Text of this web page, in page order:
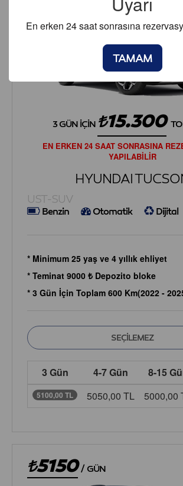
3 GÜN İÇIN 15.300
EN ERKEN 24 SAAT SONRASINA
YAPILABİLİR
HYUNDAI
UST-SUV
Benzin Otomatik Dijital
* Minimum 25 yaş ve 4 yıllık ehliyet
* Teminat 9000 ₺ Depozito bloke
* 3 Gün İçin Toplam 600 Km(2022 -
3 Gün 4-7 Gün 8-15
5100,00 TL 5050,00 TL 5000,00
5150 / GÜN
En erken 24 saat sonrasına
TAMAM